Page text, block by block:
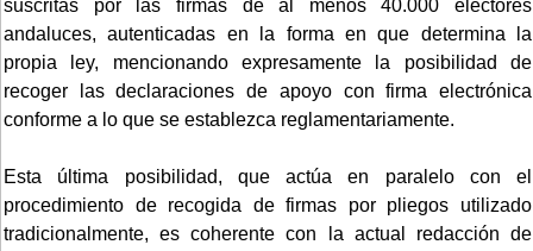
suscritas por las firmas de al menos 40.000 electores
andaluces, autenticadas en la forma en que determina la
propia ley, mencionando expresamente la posibilidad de
recoger las declaraciones de apoyo con firma electrónica
conforme a lo que se establezca reglamentariamente.
Esta última posibilidad, que actúa en paralelo con el
procedimiento de recogida de firmas por pliegos utilizado
tradicionalmente, es coherente con la actual redacción de